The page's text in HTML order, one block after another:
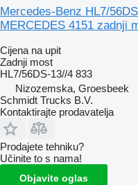
Mercedes-Benz HL7/
MERCEDES 4151 zadnji
Cijena na upit
Zadnji most
HL7/56DS-13//4 833
Nizozemska, Groesbeek
Schmidt Trucks B.V.
Kontaktirajte prodavatelja
Prodajete tehniku?
Učinite to s nama!
Objavite oglas